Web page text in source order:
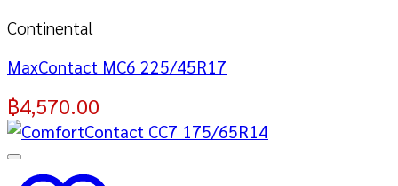
Continental
MaxContact MC6 225/45R17
฿4,570.00